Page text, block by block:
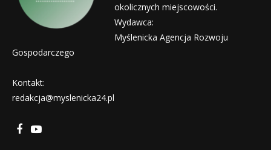
okolicznych miejscowości.
Wydawca:
Myślenicka Agencja Rozwoju
Gospodarczego
Kontakt:
redakcja@myslenicka24.pl